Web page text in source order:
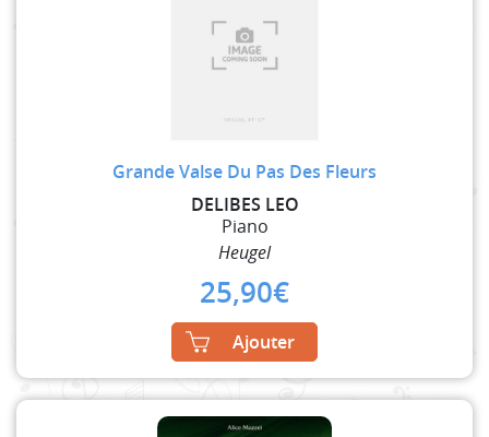
Grande Valse Du Pas Des Fleurs
DELIBES LEO
Piano
Heugel
25,90€
Ajouter